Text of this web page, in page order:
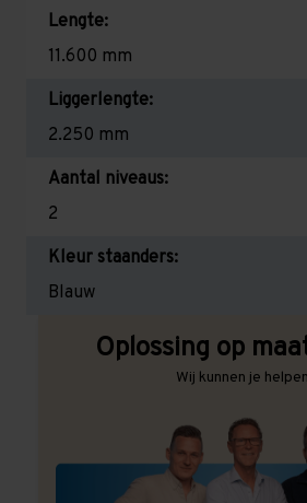
Lengte:
11.600 mm
Liggerlengte:
2.250 mm
Aantal niveaus:
2
Kleur staanders:
Blauw
Oplossing op
Wij kunnen je